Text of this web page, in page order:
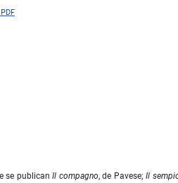
se publican Il compagno, de Pavese; Il